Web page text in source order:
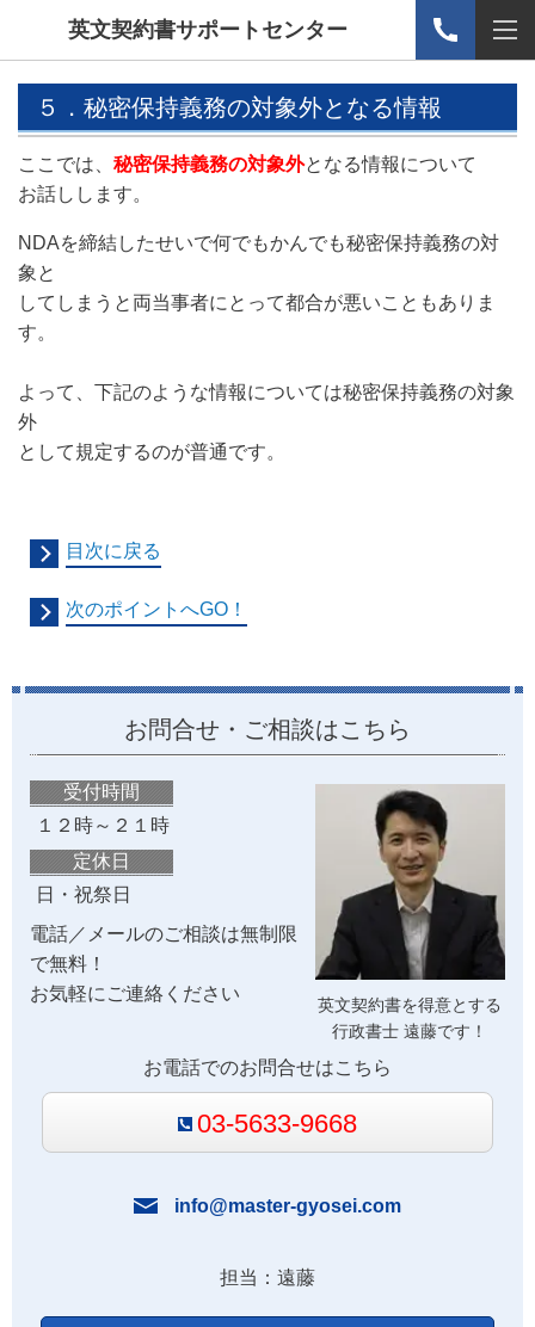
英文契約書サポートセンター
５．秘密保持義務の対象外となる情報
ここでは、 秘密保持義務の対象外となる情報について
お話しします。
NDAを締結したせいで何でもかんでも秘密保持義務の対
象と
してしまうと両当事者にとって都合が悪いこともありま
す。
よって、下記のような情報については秘密保持義務の対象
外
として規定するのが普通です。
目次に戻る
次のポイントへGO！
お問合せ・ご相談はこちら
英文契約書を得意とする
行政書士 遠藤です！
受付時間
１２時～２１時
定休日
日・祝祭日
電話／メールのご相談は無制限
で無料！
お気軽にご連絡ください
お電話でのお問合せはこちら
03-5633-9668
info@master-gyosei.com
担当：遠藤